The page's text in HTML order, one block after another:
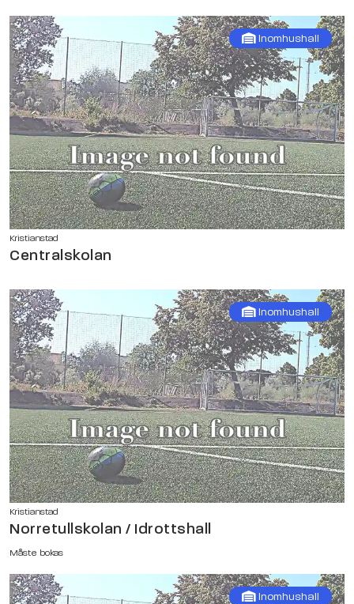
Inomhushall
Kristianstad
Centralskolan
Inomhushall
Kristianstad
Norretullskolan / Idrottshall
Måste bokas
Inomhushall